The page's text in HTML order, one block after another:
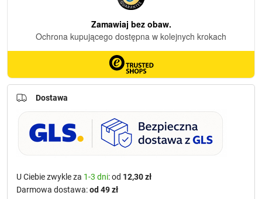
Dostawa
U Ciebie zwykle za 1-3 dni: od 12,30 zł
Darmowa dostawa:od 49 zł